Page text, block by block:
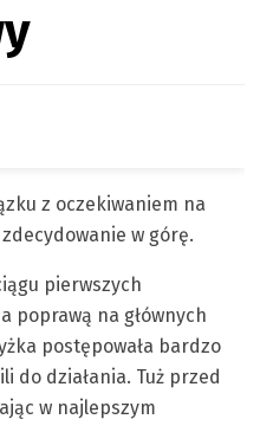
z oczekiwaniem na
w górę.
pierwszych
poprawą na głównych
postępowała bardzo
do działania. Tuż przed
w najlepszym